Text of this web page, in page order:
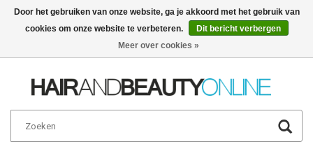
Nederlands €
Door het gebruiken van onze website, ga je akkoord met het gebruik van
cookies om onze website te verbeteren.
Dit bericht verbergen
Meer over cookies »